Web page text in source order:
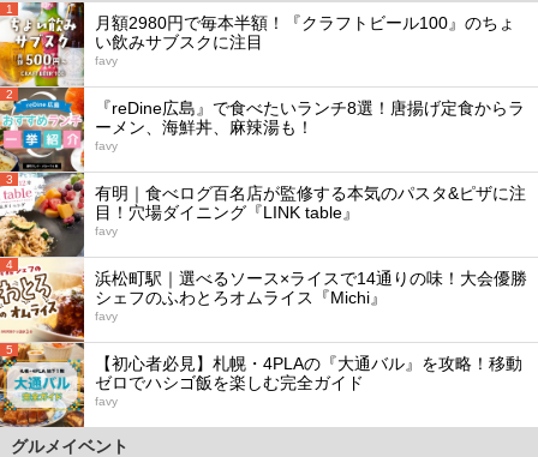
1
月額2980円で毎本半額！『クラフトビール100』のちょ
い飲みサブスクに注目
favy
2
『reDine広島』で食べたいランチ8選！唐揚げ定食からラ
ーメン、海鮮丼、麻辣湯も！
favy
3
有明｜食べログ百名店が監修する本気のパスタ&ピザに注
目！穴場ダイニング『LINK table』
favy
4
浜松町駅｜選べるソース×ライスで14通りの味！大会優勝
シェフのふわとろオムライス『Michi』
favy
5
【初心者必見】札幌・4PLAの『大通バル』を攻略！移動
ゼロでハシゴ飯を楽しむ完全ガイド
favy
グルメイベント